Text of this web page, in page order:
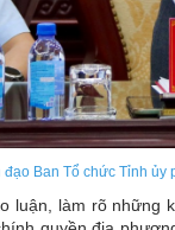
đạo Ban Tổ chức Tỉnh ủy
luận, làm rõ